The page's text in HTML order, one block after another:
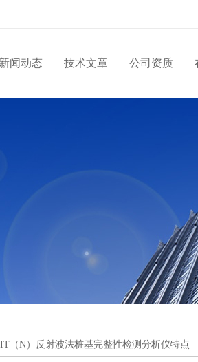
新闻动态 技术文章 公司资质
（N）反射波法桩基完整性检测分析仪特点